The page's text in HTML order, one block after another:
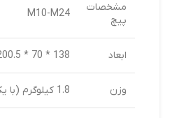
مشخصات
پیچ
M10-M24
ابعاد 138 * 70 * 200.5 میلی متر
وزن 1.8 کیلوگرم (با یک عدد باتری)